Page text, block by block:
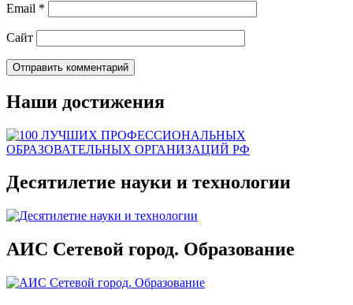
Email *
Сайт
Наши достижения
Десятилетие науки и технологии
АИС Сетевой город. Образование